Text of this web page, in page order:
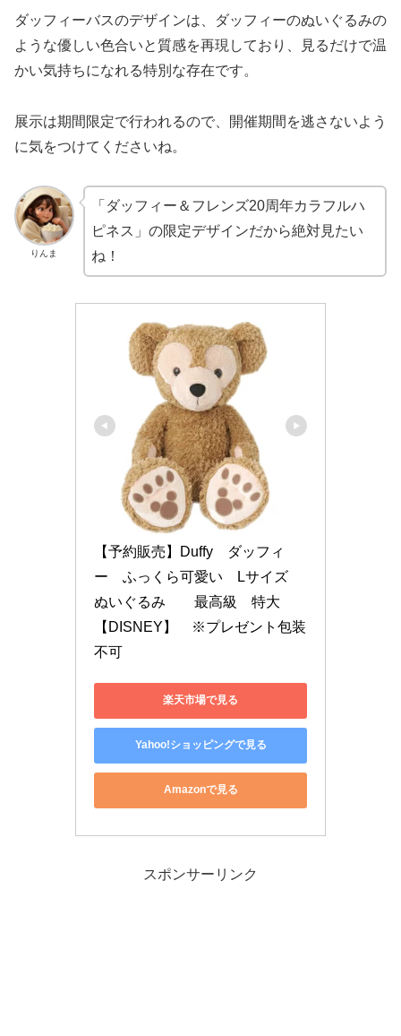
ダッフィーバスのデザインは、ダッフィーのぬいぐるみの
ような優しい色合いと質感を再現しており、見るだけで温
かい気持ちになれる特別な存在です。
展示は期間限定で行われるので、開催期間を逃さないよう
に気をつけてくださいね。
りんま
「ダッフィー＆フレンズ20周年カラフルハ
ピネス」の限定デザインだから絶対見たい
ね！
【予約販売】Duffy　ダッフィ
ー　ふっくら可愛い　Lサイズ
ぬいぐるみ　　最高級　特大
【DISNEY】　※プレゼント包装
不可
楽天市場で見る
Yahoo!ショッピングで見る
Amazonで見る
スポンサーリンク